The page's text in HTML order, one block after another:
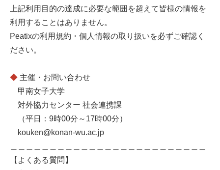
上記利用目的の達成に必要な範囲を超えて皆様の情報を
利用することはありません。
Peatixの利用規約・個人情報の取り扱いを必ずご確認く
ださい。
◆ 主催・お問い合わせ
甲南女子大学
対外協力センター 社会連携課
（平日：9時00分～17時00分）
kouken@konan-wu.ac.jp
【よくある質問】